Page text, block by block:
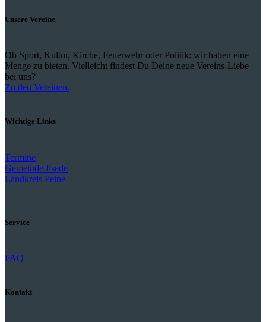
Unsere Vereine
Ob Sport, Kultur, Kirche, Feuerwehr oder Politik: wir haben eine
Menge zu bieten. Vielleicht findest Du Deine neue Vereins-Liebe
bei uns?
Zu den Vereinen.
Wichtige Links
Termine
Gemeinde Ilsede
Landkreis Peine
Service
FAQ
Kontakt